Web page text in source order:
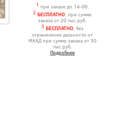
1 при заказе до 14-00.
2 БЕСПЛАТНО, при сумме
заказа от 20 тыс.руб.
3 БЕСПЛАТНО, без
ограничения дальности от
МКАД при сумме заказа от 30
тыс.руб.
Подробнее